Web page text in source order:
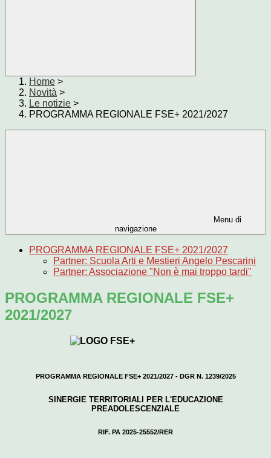
Home >
Novità >
Le notizie >
PROGRAMMA REGIONALE FSE+ 2021/2027
Menu di
navigazione
PROGRAMMA REGIONALE FSE+ 2021/2027
Partner: Scuola Arti e Mestieri Angelo Pescarini
Partner: Associazione "Non è mai troppo tardi"
PROGRAMMA REGIONALE FSE+
2021/2027
PROGRAMMA REGIONALE FSE+ 2021/2027 - DGR N. 1239/2025
SINERGIE TERRITORIALI PER L'EDUCAZIONE
PREADOLESCENZIALE
RIF. PA 2025-25552/RER